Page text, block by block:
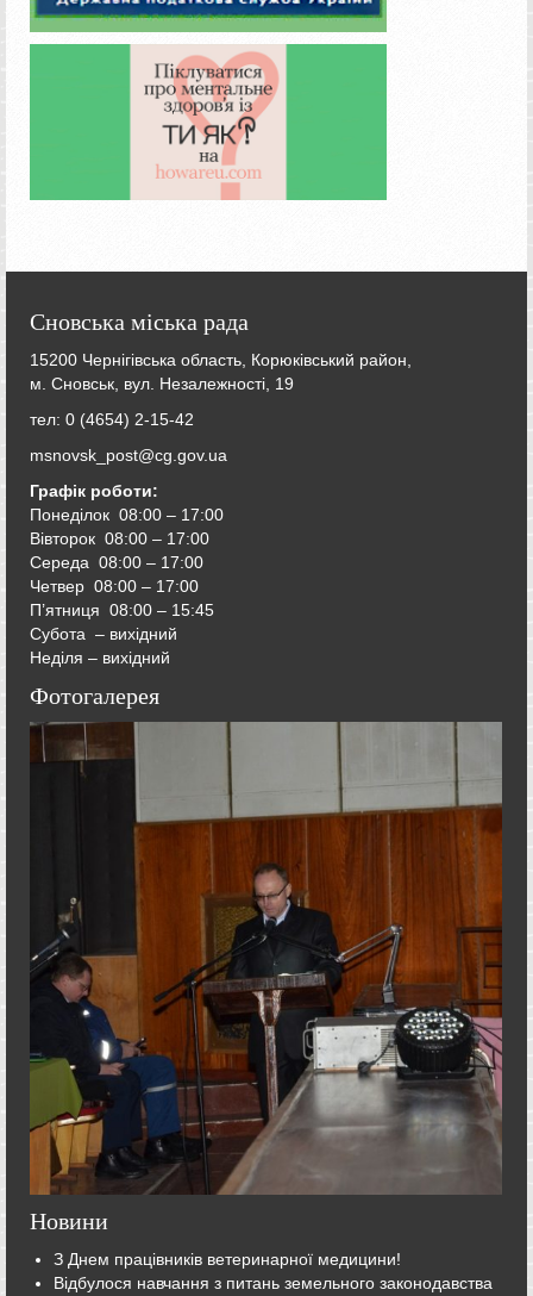
Сновська міська рада
15200 Чернігівська область, Корюківський район,
м. Сновськ, вул. Незалежності, 19
тел: 0 (4654) 2-15-42
msnovsk_post@cg.gov.ua
Графік роботи:
Понеділок 08:00 – 17:00
Вівторок 08:00 – 17:00
Середа 08:00 – 17:00
Четвер 08:00 – 17:00
П’ятниця 08:00 – 15:45
Субота – вихідний
Неділя – вихідний
Фотогалерея
Новини
З Днем працівників ветеринарної медицини!
Відбулося навчання з питань земельного законодавства